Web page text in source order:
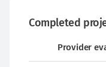
Completed
Provider